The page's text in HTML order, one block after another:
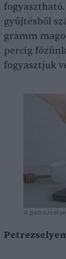
gyűjtésből
gramm
percig
fogyasztjuk
A